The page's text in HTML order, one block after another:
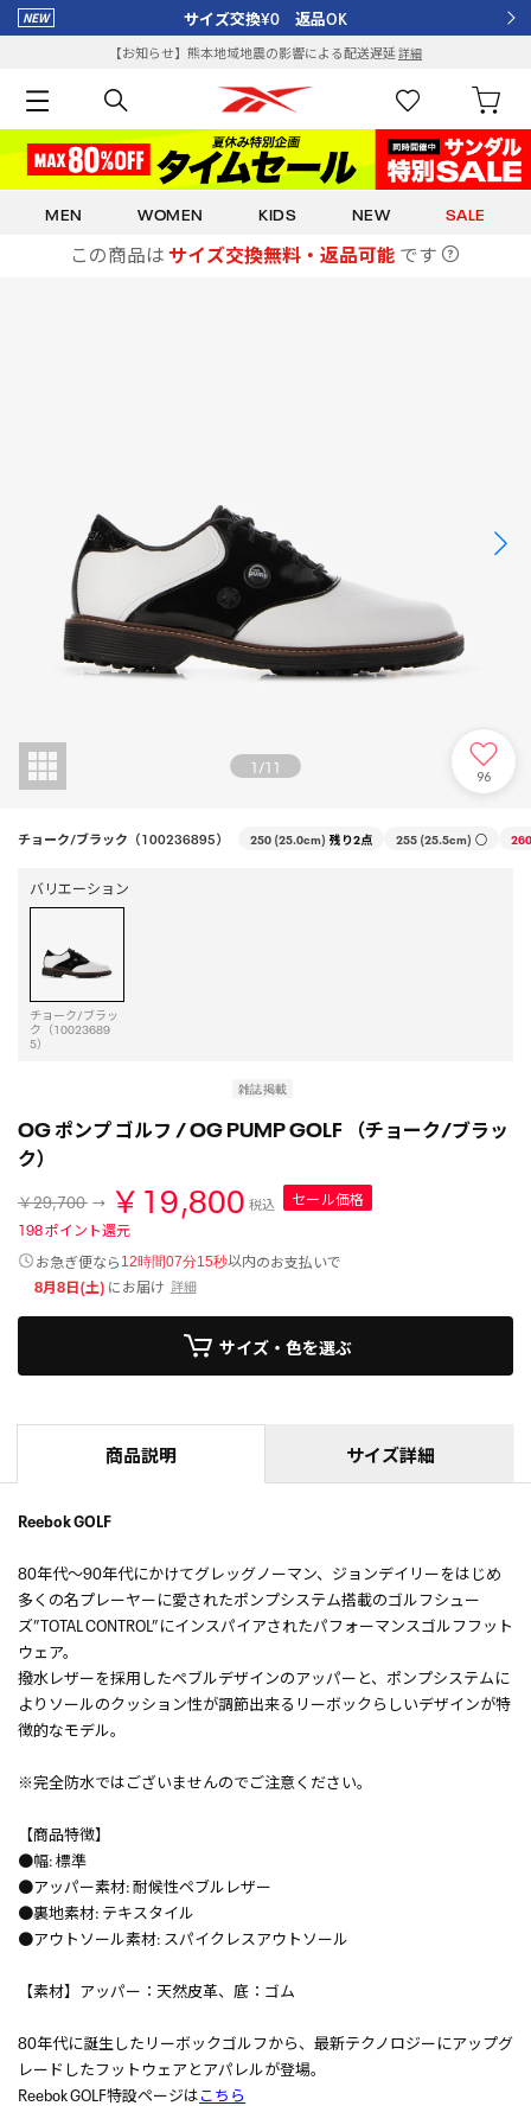
サイズ交換¥0 返品OK
【お知らせ】熊本地域地震の影響による配送遅延詳細
MEN WOMEN KIDS NEW SALE
この商品は サイズ交換無料・返品可能 です
1/11 96
チョーク/ブラック（100236895） 250 (25.0cm) 残り2点 255 (25.5cm) ○
バリエーション
チョーク/ブラッ
ク（10023689
5）
雑誌掲載
OG ポンプ ゴルフ / OG PUMP GOLF （チョーク/ブラッ
ク）
￥29,700 ￥19,800 税込
セール価格
198ポイント還元
お急ぎ便なら 12時間07分15秒以内のお支払いで
8月8日(土) にお届け 詳細
サイズ・色を選ぶ
商品説明 サイズ詳細
Reebok GOLF
80年代～90年代にかけてグレッグノーマン、ジョンデイリーをはじめ
多くの名プレーヤーに愛されたポンプシステム搭載のゴルフシュー
ズ”TOTAL CONTROL”にインスパイアされたパフォーマンスゴルフフット
ウェア。
撥水レザーを採用したぺブルデザインのアッパーと、ポンプシステムに
よりソールのクッション性が調節出来るリーボックらしいデザインが特
徴的なモデル。
※完全防水ではございませんのでご注意ください。
【商品特徴】
●幅: 標準
●アッパー素材: 耐候性ペブルレザー
●裏地素材: テキスタイル
●アウトソール素材: スパイクレスアウトソール
【素材】アッパー：天然皮革、底：ゴム
80年代に誕生したリーボックゴルフから、最新テクノロジーにアップグ
レードしたフットウェアとアパレルが登場。
Reebok GOLF特設ページはこちら